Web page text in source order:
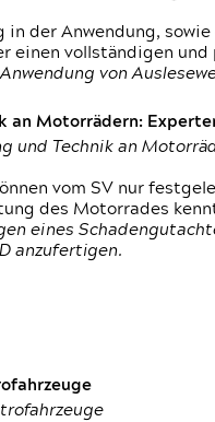
in der Anwendung,
einen vollständigen
von
an Motorrädern:
und Technik an
vom SV nur
des Motorrades
eines
anzufertigen.